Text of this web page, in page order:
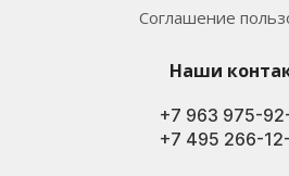
Соглашение
Наши
+7 495 266-
+7 963 975-